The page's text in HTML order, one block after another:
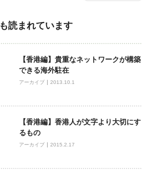
読まれています
【香港編】貴重なネットワークが構築
できる海外駐在
アーカイブ 2013.10.1
【香港編】香港人が文字より大切にす
るもの
アーカイブ 2015.2.17